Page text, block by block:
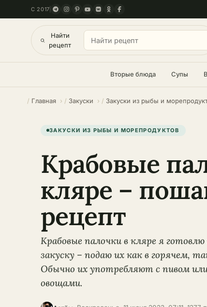
С 2017
Найти
рецепт
Вторые блюда Супы
Главная Закуски Закуски из рыбы и
ЗАКУСКИ ИЗ РЫБЫ И МОРЕПРОДУКТОВ
Крабовые
кляре –
рецепт
Крабовые палочки в кляре я
закуску – подаю их как в горячем,
Обычно их употребляют с пивом
овощами.